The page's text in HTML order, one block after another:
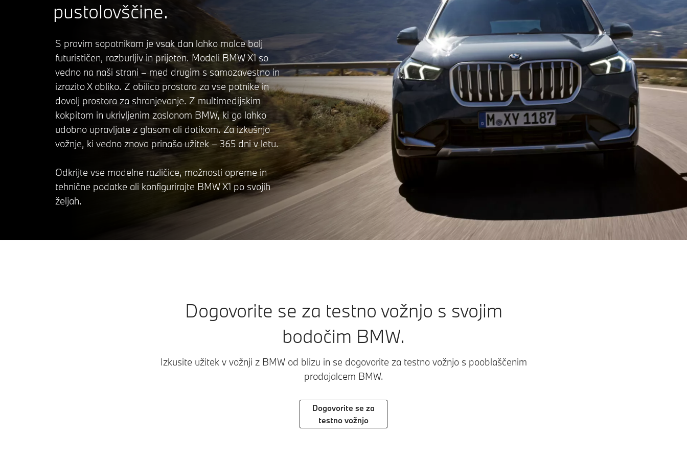
pustolovščine.
S pravim sopotnikom je vsak dan lahko malce bolj
futurističen, razburljiv in prijeten. Modeli BMW X1 so
vedno na naši strani – med drugim s samozavestno in
izrazito X obliko. Z obilico prostora za vse potnike in
dovolj prostora za shranjevanje. Z multimedijskim
kokpitom in ukrivljenim zaslonom BMW, ki ga lahko
udobno upravljate z glasom ali dotikom. Za izkušnjo
vožnje, ki vedno znova prinaša užitek – 365 dni v letu.
Odkrijte vse modelne različice, možnosti opreme in
tehnične podatke ali konfigurirajte BMW X1 po svojih
željah.
Dogovorite se za testno vožnjo s svojim
bodočim BMW.
Izkusite užitek v vožnji z BMW od blizu in se dogovorite za testno vožnjo s pooblaščenim
prodajalcem BMW.
Dogovorite se za
testno vožnjo